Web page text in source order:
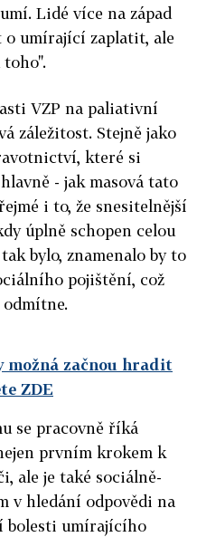
Lidé více na západ
o umírající zaplatit, ale
toho".
VZP na paliativní
záležitost. Stejně jako
které si
- jak masová tato
i to, že snesitelnější
úplně schopen celou
bylo, znamenalo by to
pojištění, což
možná začnou hradit
ZDE
se pracovně říká
prvním krokem k
ale je také sociálně-
v hledání odpovědi na
bolesti umírajícího